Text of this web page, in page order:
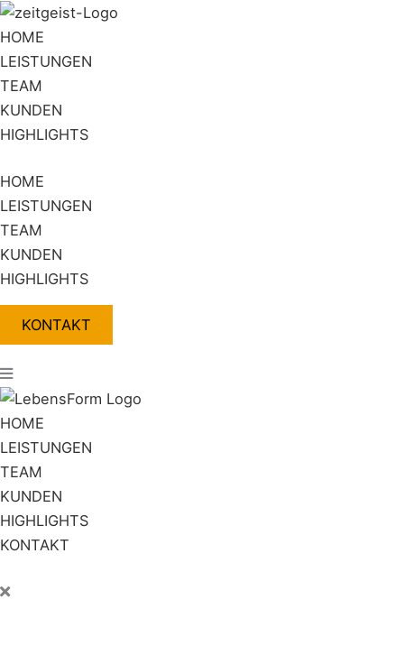
Zum
Inhalt
springen
HOME
LEISTUNGEN
TEAM
KUNDEN
HIGHLIGHTS
HOME
LEISTUNGEN
TEAM
KUNDEN
HIGHLIGHTS
KONTAKT
Flyout
Menu
HOME
LEISTUNGEN
TEAM
KUNDEN
HIGHLIGHTS
KONTAKT